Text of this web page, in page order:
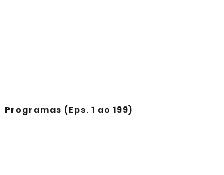
Programas (Eps. 1 ao 199)